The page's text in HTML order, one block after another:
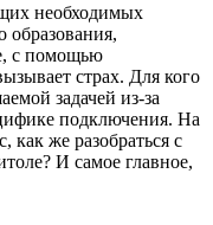
необходимых
образования,
с помощью
страх. Для кого
задачей из-за
подключения. На
как же разобраться с
И самое главное,